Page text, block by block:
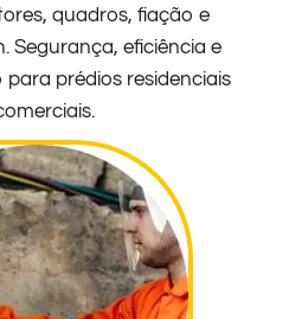
quadros, fiação e
Segurança, eficiência e
prédios residenciais